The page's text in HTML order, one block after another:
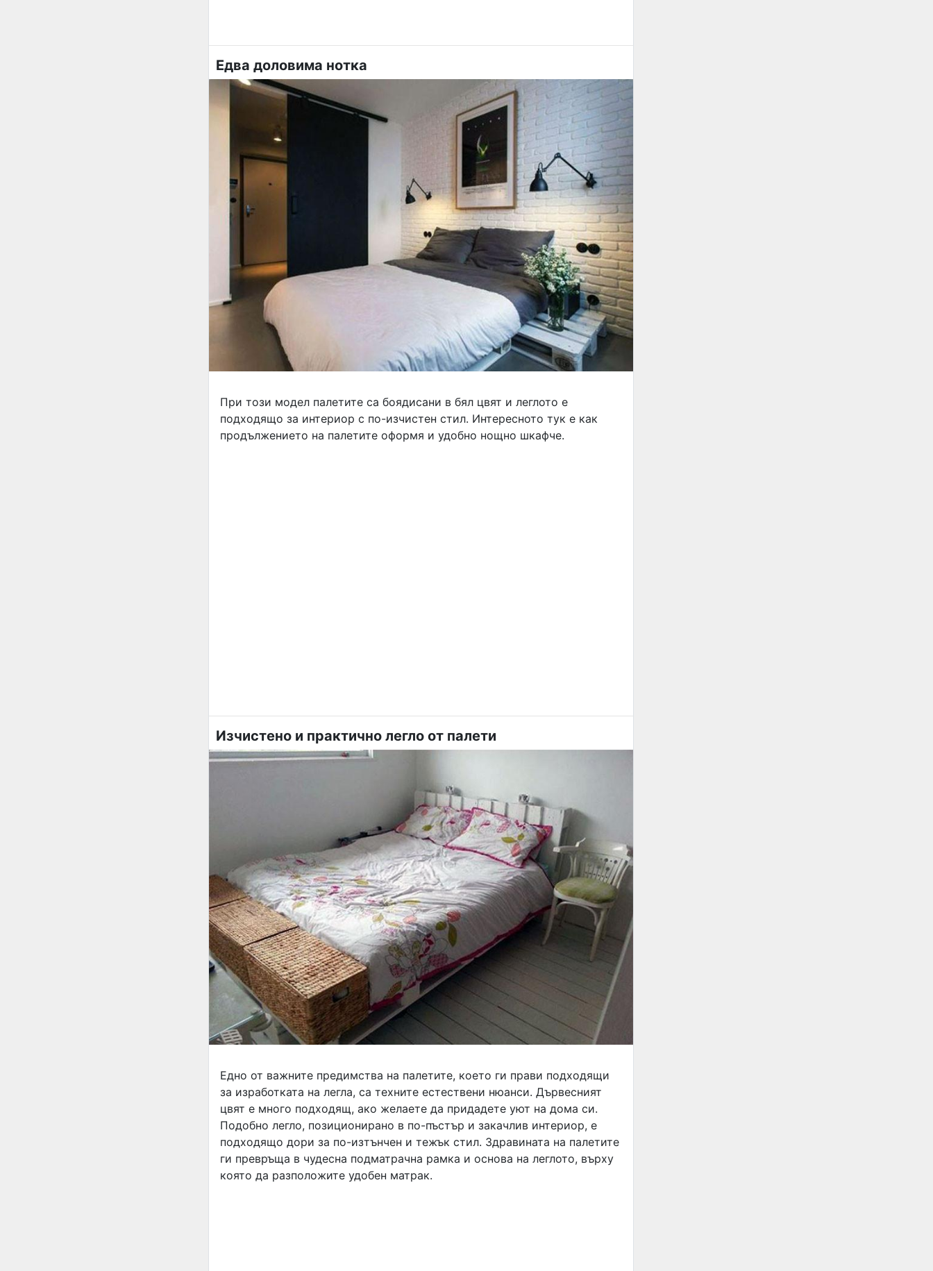
Едва доловима нотка
При този модел палетите са боядисани в бял цвят и леглото е
подходящо за интериор с по-изчистен стил. Интересното тук е как
продължението на палетите оформя и удобно нощно шкафче.
Изчистено и практично легло от палети
Едно от важните предимства на палетите, коeто ги прави подходящи
за изработката на легла, са техните естествени нюанси. Дървесният
цвят е много подходящ, ако желаете да придадете уют на дома си.
Подобно легло, позиционирано в по-пъстър и закачлив интериор, е
подходящо дори за по-изтънчен и тежък стил. Здравината на палетите
ги превръща в чудесна подматрачна рамка и основа на леглото, върху
която да разположите удобен матрак.